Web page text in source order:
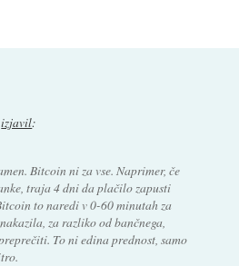
izjavil:
Bitcoin ni za vse. Naprimer, če
traja 4 dni da plačilo zapusti
to naredi v 0-60 minutah za
za razliko od bančnega,
To ni edina prednost, samo